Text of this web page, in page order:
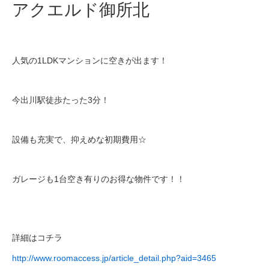
アクエルド御所北
人気の1LDKマンションに空きが出ます！
今出川駅徒歩たった3分！
設備も充実で、抑えめな初期費用☆
ガレージも1台空き有りのお得な物件です！！
詳細はコチラ
http://www.roomaccess.jp/article_detail.php?aid=3465